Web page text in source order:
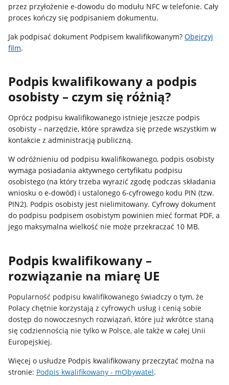
przez przyłożenie e-dowodu do modułu NFC w telefonie. Cały
proces kończy się podpisaniem dokumentu.
Jak podpisać dokument Podpisem kwalifikowanym?Obejrzyj
film.
Podpis kwalifikowany a podpis
osobisty – czym się różnią?
Oprócz podpisu kwalifikowanego istnieje jeszcze podpis
osobisty – narzędzie, które sprawdza się przede wszystkim w
kontakcie z administracją publiczną.
W odróżnieniu od podpisu kwalifikowanego, podpis osobisty
wymaga posiadania aktywnego certyfikatu podpisu
osobistego (na który trzeba wyrazić zgodę podczas składania
wniosku o e-dowód) i ustalonego 6-cyfrowego kodu PIN (tzw.
PIN2). Podpis osobisty jest nielimitowany. Cyfrowy dokument
do podpisu podpisem osobistym powinien mieć format PDF, a
jego maksymalna wielkość nie może przekraczać 10 MB.
Podpis kwalifikowany –
rozwiązanie na miarę UE
Popularność podpisu kwalifikowanego świadczy o tym, że
Polacy chętnie korzystają z cyfrowych usług i cenią sobie
dostęp do nowoczesnych rozwiązań, które już wkrótce staną
się codziennością nie tylko w Polsce, ale także w całej Unii
Europejskiej.
Więcej o usłudze Podpis kwalifikowany przeczytać można na
stronie: Podpis kwalifikowany - mObywatel.